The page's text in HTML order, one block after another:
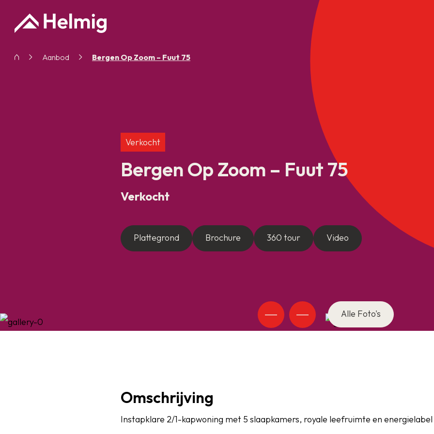
Aanbod Bergen Op Zoom – Fuut 75
Verkocht
Bergen Op Zoom – Fuut 75
Verkocht
Plattegrond Brochure 360 tour Video
Alle Foto's
Omschrijving
Instapklare 2/1-kapwoning met 5 slaapkamers, royale leefruimte en energielabel